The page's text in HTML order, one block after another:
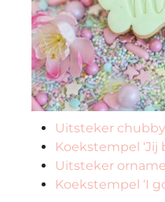
Uitsteker
Koekstempel ‘Jij
Uitsteker
Koekstempel ‘I